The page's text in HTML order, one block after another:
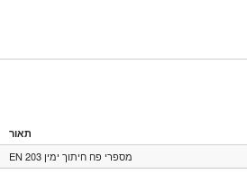
תאור
מספרי פח חיתוך ימין 203 EN